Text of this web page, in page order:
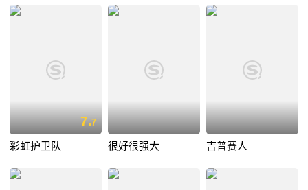
7.7
彩虹护卫队 很好很强大 吉普赛人